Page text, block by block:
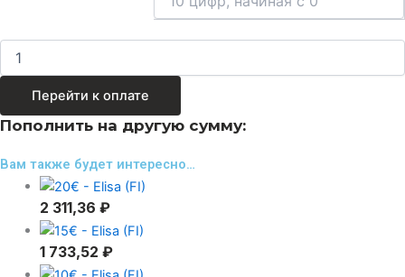
Перейти к оплате
Пополнить на другую сумму:
Вам также будет интересно…
2 311,36 ₽
1 733,52 ₽